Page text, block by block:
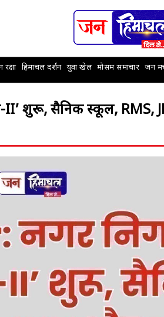
रक्षा हिमाचल दर्शन युवा खेल मौसम समाचार जन
II’ शुरू, सैनिक स्कूल,